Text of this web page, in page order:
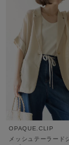
OPAQUE.CLIP
メッシュテーラード